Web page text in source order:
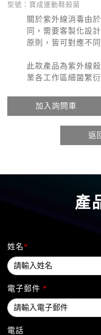
型號：寶成運動鞋殺菌
關於紫外線消毒由
同，需要客製化設
原則，皆可對應不
此款產品為紫外線
業各工作區細菌繁衍
加入詢問車
返
產
姓名*
電子郵件 *
電話